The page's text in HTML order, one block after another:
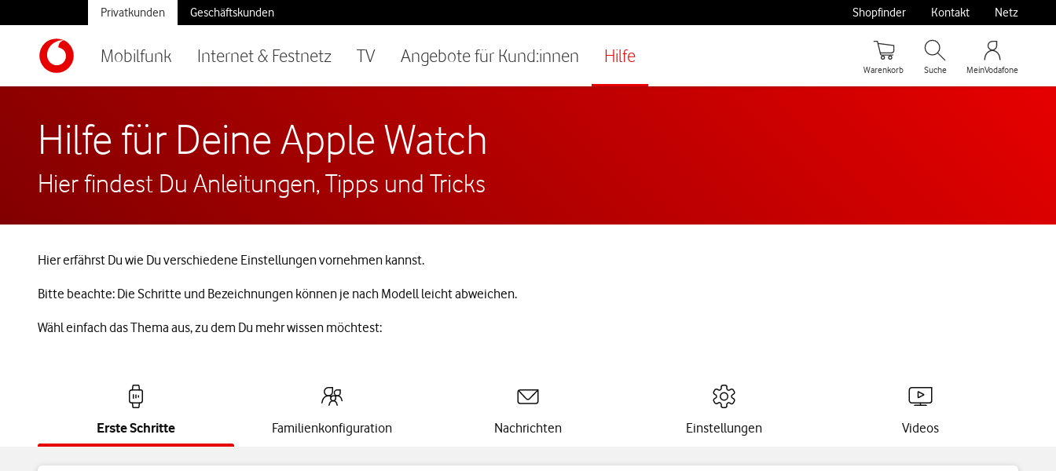
Mobilfunk Internet & Festnetz TV Angebote für Kund:innen Hilfe
Privatkunden Geschäftskunden Shopfinder Kontakt Netz
Warenkorb Suche MeinVodafone
Hilfe für Deine Apple Watch
Hier findest Du Anleitungen, Tipps und Tricks
Hier erfährst Du wie Du verschiedene Einstellungen vornehmen kannst.
Bitte beachte: Die Schritte und Bezeichnungen können je nach Modell leicht abweichen.
Wähl einfach das Thema aus, zu dem Du mehr wissen möchtest:
Erste Schritte Familienkonfiguration Nachrichten Einstellungen Videos